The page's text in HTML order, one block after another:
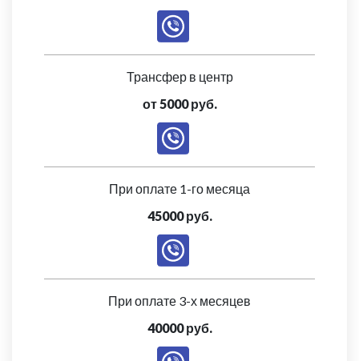
Трансфер в центр
от 5000 руб.
При оплате 1-го месяца
45000 руб.
При оплате 3-х месяцев
40000 руб.